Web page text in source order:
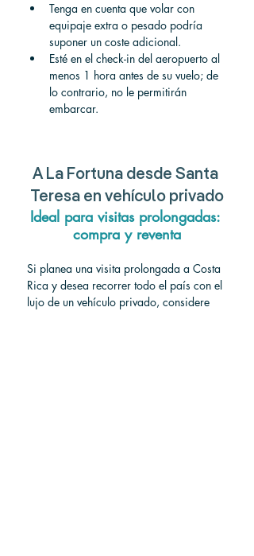
Tenga en cuenta que volar con
equipaje extra o pesado podría
suponer un coste adicional.
Esté en el check-in del aeropuerto al
menos 1 hora antes de su vuelo; de
lo contrario, no le permitirán
embarcar.
A La Fortuna desde Santa
Teresa en vehículo privado
Ideal para visitas prolongadas:
compra y reventa
Si planea una visita prolongada a Costa
Rica y desea recorrer todo el país con el
lujo de un vehículo privado, considere